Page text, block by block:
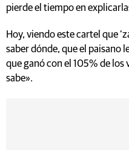
pierde el tiempo en
Hoy, viendo este cartel que
saber dónde, que el paisano
que ganó con el 105% de los
sabe».